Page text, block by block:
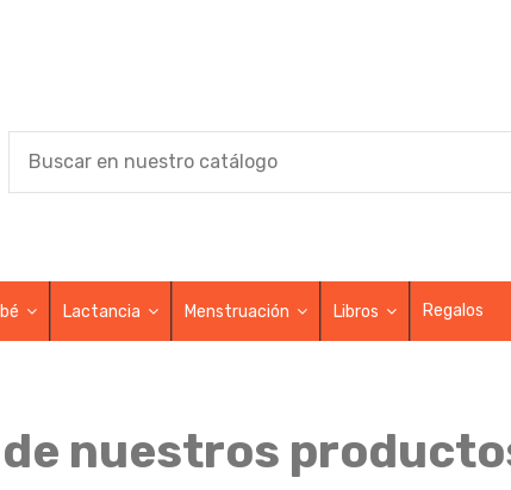
Lactancia Menstruación Libros Regalos
nuestros